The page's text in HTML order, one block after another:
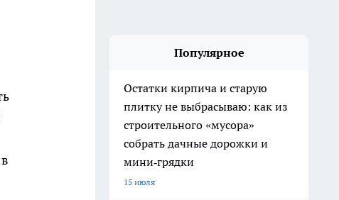
Популярное
Остатки кирпича и старую
плитку не выбрасываю: как из
строительного «мусора»
собрать дачные дорожки и
мини‑грядки
15 июля